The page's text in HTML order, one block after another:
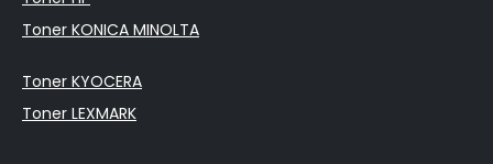
Toner KONICA MINOLTA
Toner KYOCERA
Toner LEXMARK